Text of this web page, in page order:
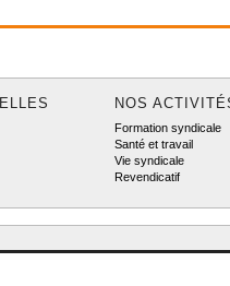
NOS
Formation syndicale
Santé et travail
Vie syndicale
Revendicatif